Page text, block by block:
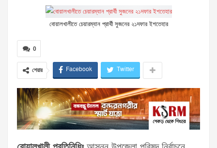
বোয়ালখালীতে চেয়ারম্যান প্রার্থী সুজনের ২১দফার ইশতেহার
0
শেয়ার Facebook Twitter